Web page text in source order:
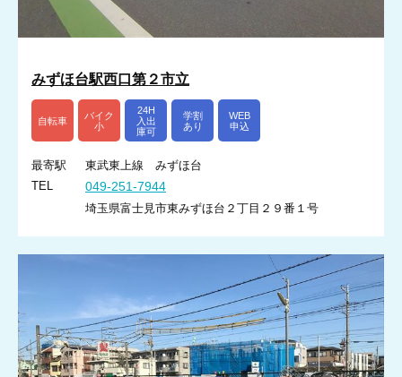
みずほ台駅西口第２市立
自転車
バイク
小
24H
入出
庫可
学割
あり
WEB
申込
最寄駅
東武東上線 みずほ台
TEL
049-251-7944
埼玉県富士見市東みずほ台２丁目２９番１号